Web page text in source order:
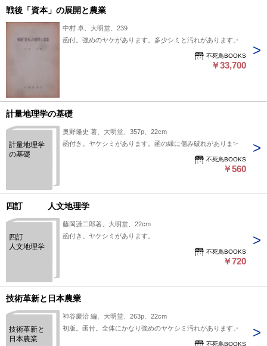
戦後「資本」の展開と農業
中村 卓、大明堂、239
函付。強めのヤケがあります。多少シミと汚れがあります。
不死鳥BOOKS
￥33,700
計量地理学の基礎
計量地理学
の基礎
奥野隆史 著、大明堂、357p、22cm
函付き。ヤケシミがあります。函の縁に傷み破れがあります
不死鳥BOOKS
￥560
四訂 人文地理学
四訂
人文地理学
藤岡謙二郎著、大明堂、22cm
函付き。ヤケシミがあります。
不死鳥BOOKS
￥720
技術革新と日本農業
技術革新と
日本農業
神谷慶治 編、大明堂、263p、22cm
初版。函付。全体にかなり強めのヤケシミ汚れがあります。
不死鳥BOOKS